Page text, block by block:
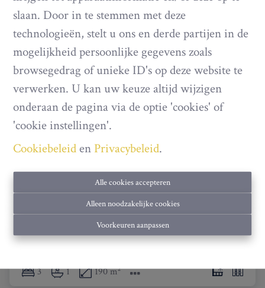
slaan. Door in te stemmen met deze
technologieën, stelt u ons en derde partijen in de
mogelijkheid persoonlijke gegevens zoals
browsegedrag of unieke ID's op deze website te
verwerken. U kan uw keuze altijd wijzigen
onderaan de pagina via de optie 'cookies' of
'cookie instellingen'.
Cookiebeleiden Privacybeleid.
Alle cookies accepteren
Alleen noodzakelijke cookies
Voorkeuren aanpassen
OPTIE
Huis
Ref: 470
Vanaf € 275.000
3 1 190 m²